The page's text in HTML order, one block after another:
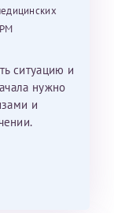
ситуацию и
нужно
и